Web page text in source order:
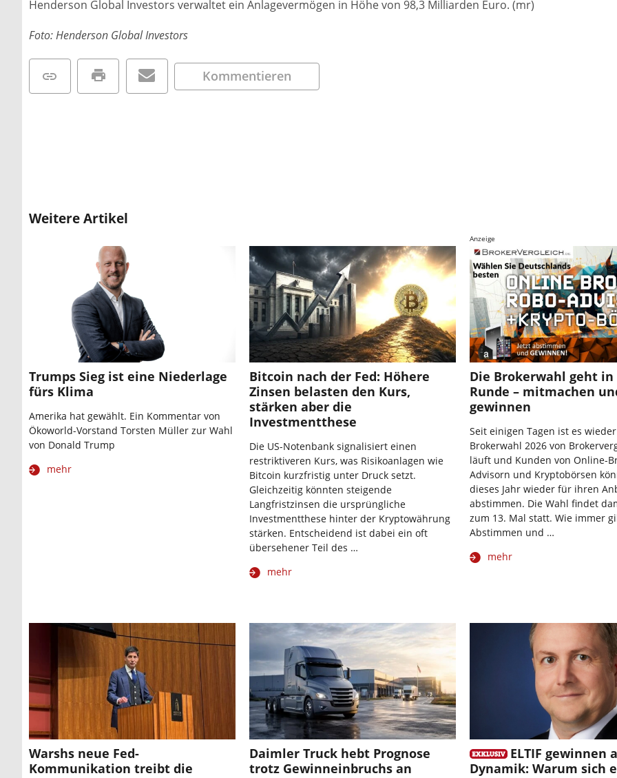
Henderson Global Investors verwaltet ein Anlagevermögen in Höhe von 98,3 Milliarden Euro. (mr)
Foto: Henderson Global Investors
Kommentieren
Weitere Artikel
Trumps Sieg ist eine Niederlage
fürs Klima
Amerika hat gewählt. Ein Kommentar von
Ökoworld-Vorstand Torsten Müller zur Wahl
von Donald Trump
mehr
Bitcoin nach der Fed: Höhere
Zinsen belasten den Kurs,
stärken aber die
Investmentthese
Die US-Notenbank signalisiert einen
restriktiveren Kurs, was Risikoanlagen wie
Bitcoin kurzfristig unter Druck setzt.
Gleichzeitig könnten steigende
Langfristzinsen die ursprüngliche
Investmentthese hinter der Kryptowährung
stärken. Entscheidend ist dabei ein oft
übersehener Teil des …
mehr
Anzeige
Die Brokerwahl geht in
Runde – mitmachen
gewinnen
Seit einigen Tagen ist es
Brokerwahl 2026 von
läuft und Kunden von Online-
Advisorn und Kryptobörsen
dieses Jahr wieder für ihren
abstimmen. Die Wahl findet
zum 13. Mal statt. Wie immer
Abstimmen und …
mehr
Warshs neue Fed-
Kommunikation treibt die
Daimler Truck hebt Prognose
trotz Gewinneinbruchs an
ELTIF gewinnen
Dynamik: Warum sich